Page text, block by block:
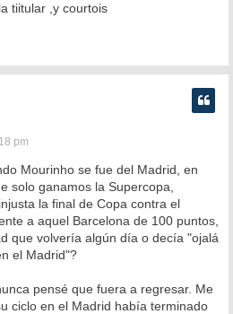
tiitular ,y courtois
pm
Mourinho se fue del Madrid, en
solo ganamos la Supercopa,
la final de Copa contra el
a aquel Barcelona de 100 puntos,
que volvería algún día o decía "ojalá
el Madrid"?
pensé que fuera a regresar. Me
ciclo en el Madrid había terminado